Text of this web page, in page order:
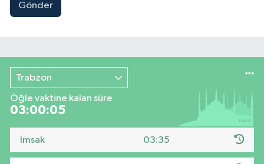
Gönder
Trabzon
Öğle vaktine kalan süre
03:00:04
İmsak 03:35